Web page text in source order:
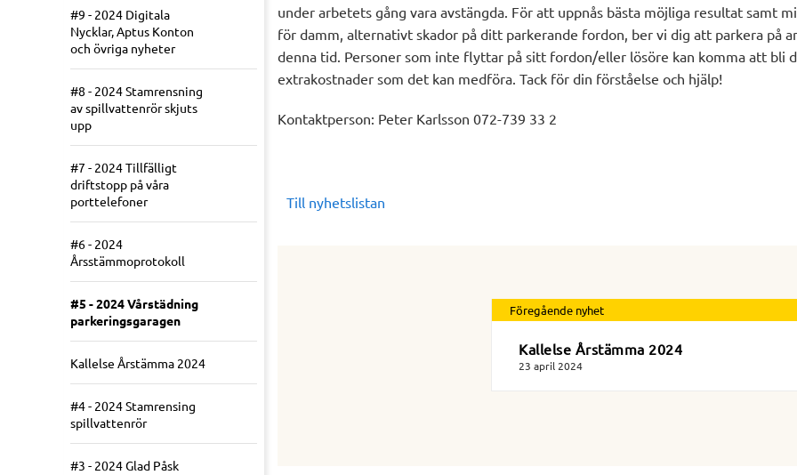
#9 - 2024 Digitala
Nycklar, Aptus Konton
och övriga nyheter
#8 - 2024 Stamrensning
av spillvattenrör skjuts
upp
#7 - 2024 Tillfälligt
driftstopp på våra
porttelefoner
#6 - 2024
Årsstämmoprotokoll
#5 - 2024 Vårstädning
parkeringsgaragen
Kallelse Årstämma 2024
#4 - 2024 Stamrensing
spillvattenrör
#3 - 2024 Glad Påsk
under arbetets gång vara avstängda. För att uppnås bästa möjliga resultat samt
för damm, alternativt skador på ditt parkerande fordon, ber vi dig att parkera på
denna tid. Personer som inte flyttar på sitt fordon/eller lösöre kan komma att bli
extrakostnader som det kan medföra. Tack för din förståelse och hjälp!
Kontaktperson: Peter Karlsson 072-739 33 2
Till nyhetslistan
Föregående nyhet
Kallelse Årstämma 2024
23 april 2024